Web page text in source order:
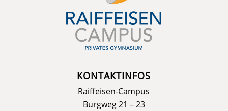
KONTAKTINFOS
Raiffeisen-Campus
Burgweg 21 – 23